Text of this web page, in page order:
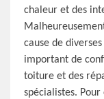
chaleur et des
cause de
important de
toiture et des
spécialistes.